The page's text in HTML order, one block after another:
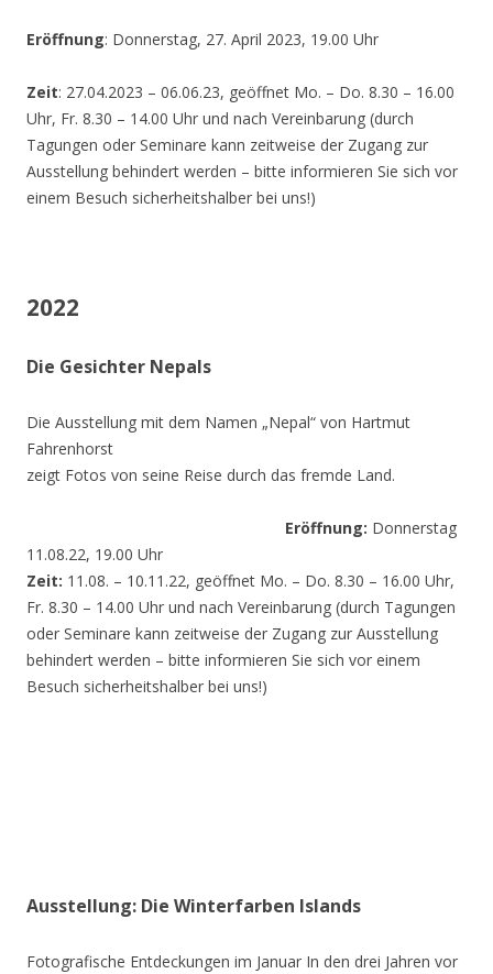
Eröffnung: Donnerstag, 27. April 2023, 19.00 Uhr
Zeit: 27.04.2023 – 06.06.23, geöffnet Mo. – Do. 8.30 – 16.00
Uhr, Fr. 8.30 – 14.00 Uhr und nach Vereinbarung (durch
Tagungen oder Seminare kann zeitweise der Zugang zur
Ausstellung behindert werden – bitte informieren Sie sich vor
einem Besuch sicherheitshalber bei uns!)
2022
Die Gesichter Nepals
Die Ausstellung mit dem Namen „Nepal“ von Hartmut
Fahrenhorst
zeigt Fotos von seine Reise durch das fremde Land.
Eröffnung: Donnerstag
11.08.22, 19.00 Uhr
Zeit: 11.08. – 10.11.22, geöffnet Mo. – Do. 8.30 – 16.00 Uhr,
Fr. 8.30 – 14.00 Uhr und nach Vereinbarung (durch Tagungen
oder Seminare kann zeitweise der Zugang zur Ausstellung
behindert werden – bitte informieren Sie sich vor einem
Besuch sicherheitshalber bei uns!)
Ausstellung: Die Winterfarben Islands
Fotografische Entdeckungen im Januar In den drei Jahren vor